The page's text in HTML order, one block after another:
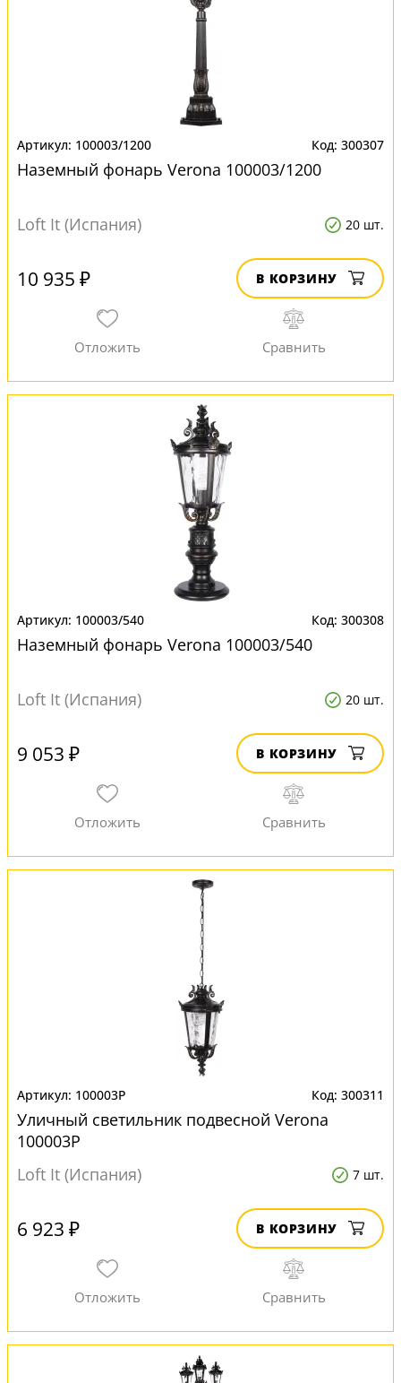
100003/1200 300307
Наземный фонарь Verona 100003/1200
Loft It (Испания) 20 шт.
10 935 ₽ В КОРЗИНУ
100003/540 300308
Наземный фонарь Verona 100003/540
Loft It (Испания) 20 шт.
9 053 ₽ В КОРЗИНУ
100003P 300311
Уличный светильник подвесной Verona
100003P
Loft It (Испания)
7 шт.
6 923 ₽ В КОРЗИНУ